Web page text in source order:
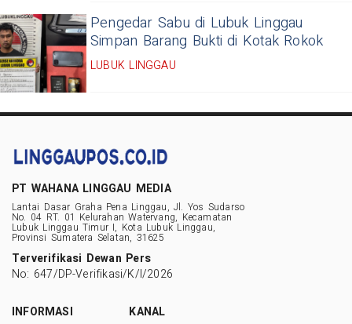
Pengedar Sabu di Lubuk Linggau
Simpan Barang Bukti di Kotak Rokok
LUBUK LINGGAU
PT WAHANA LINGGAU MEDIA
Lantai Dasar Graha Pena Linggau, Jl. Yos Sudarso
No. 04 RT. 01 Kelurahan Watervang, Kecamatan
Lubuk Linggau Timur I, Kota Lubuk Linggau,
Provinsi Sumatera Selatan, 31625
Terverifikasi Dewan Pers
No: 647/DP-Verifikasi/K/I/2026
INFORMASI
KANAL